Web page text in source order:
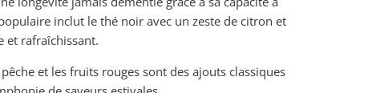
inclut le thé noir avec un zeste de citron et
et rafraîchissant.
et les fruits rouges sont des ajouts classiques